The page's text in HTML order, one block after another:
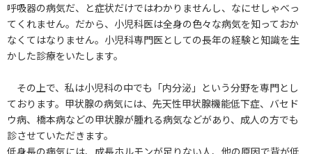
呼吸器の病気だ、と症状だけではわかりませんし、なにせしゃべっ
てくれません。だから、小児科医は全身の色々な病気を知っておか
なくてはなりません。小児科専門医としての長年の経験と知識を生
かした診療をいたします。
その上で、私は小児科の中でも「内分泌」という分野を専門とし
ております。甲状腺の病気には、先天性甲状腺機能低下症、バセド
ウ病、橋本病などの甲状腺が腫れる病気などがあり、成人の方でも
診させていただきます。